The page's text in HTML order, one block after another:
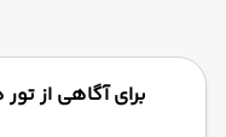
برای آگاهی از